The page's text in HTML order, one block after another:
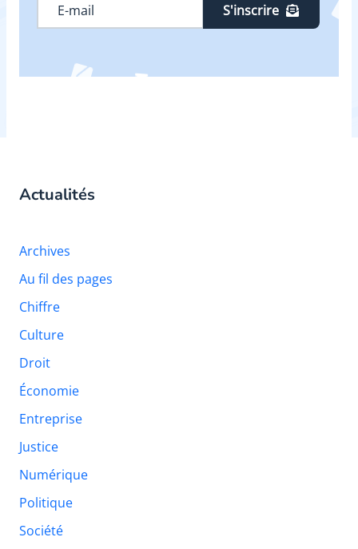
S'inscrire
Actualités
Archives
Au fil des pages
Chiffre
Culture
Droit
Économie
Entreprise
Justice
Numérique
Politique
Société